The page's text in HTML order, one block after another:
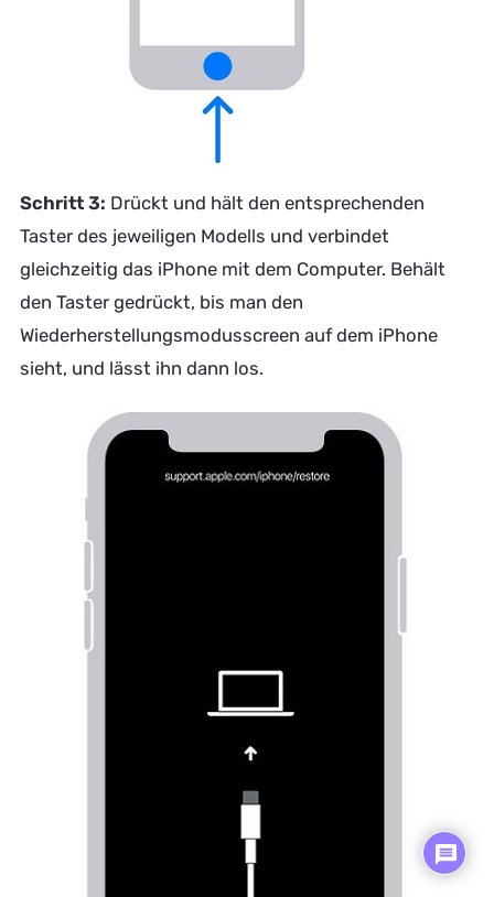
Schritt 3: Drückt und hält den entsprechenden
Taster des jeweiligen Modells und verbindet
gleichzeitig das iPhone mit dem Computer. Behält
den Taster gedrückt, bis man den
Wiederherstellungsmodusscreen auf dem iPhone
sieht, und lässt ihn dann los.